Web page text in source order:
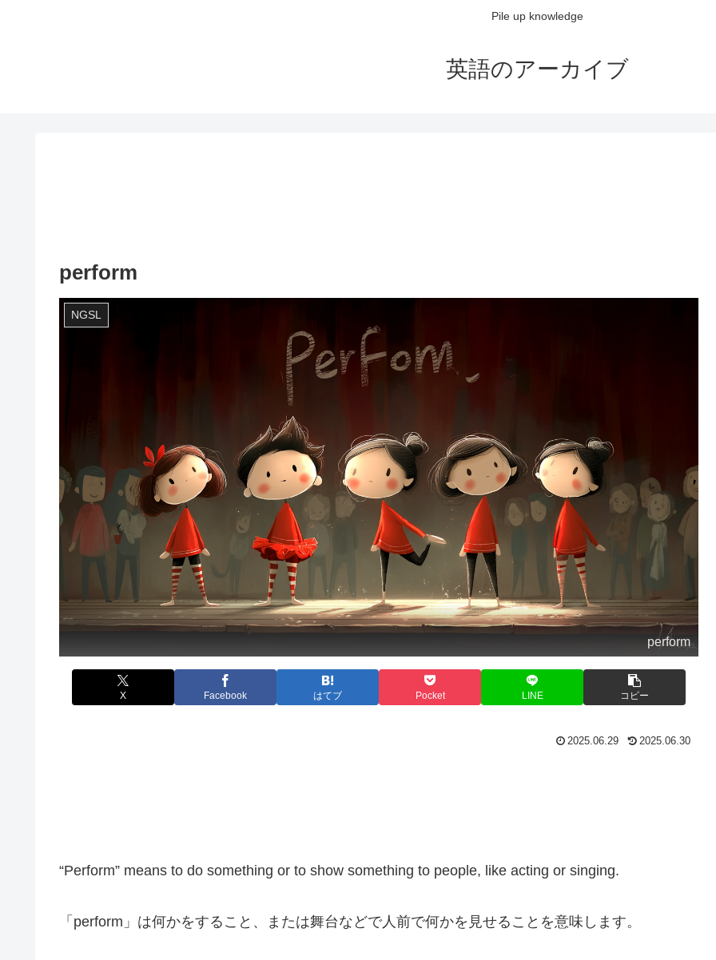
Pile up knowledge
英語のアーカイブ
perform
NGSL
perform
X Facebook はてブ Pocket LINE コピー
2025.06.29 2025.06.30
“Perform” means to do something or to show something to people, like acting or singing.
「perform」は何かをすること、または舞台などで人前で何かを見せることを意味します。